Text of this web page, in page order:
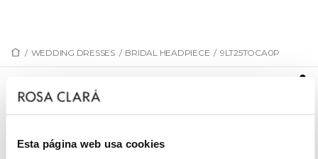
Esta página web usa cookies
/ WEDDING DRESSES / BRIDAL HEADPIECE / 9LT25TOCA0P
9LT25TOCA0P
beadwork.MB Accessories look.